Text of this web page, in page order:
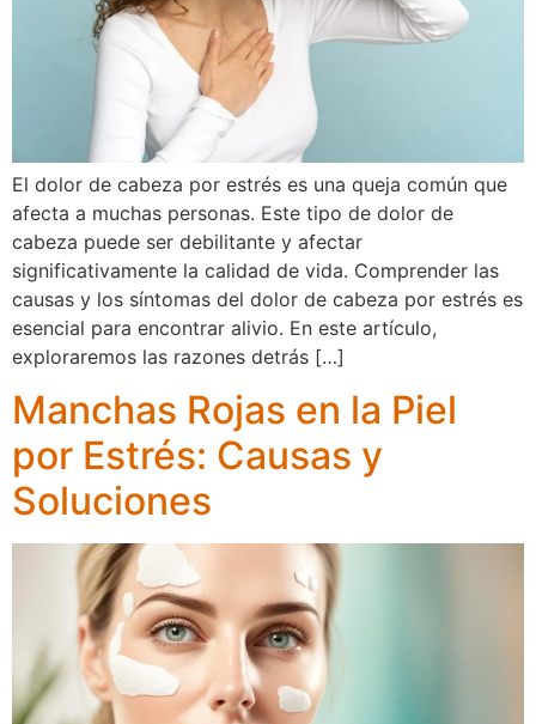
El dolor de cabeza por estrés es una queja común que
afecta a muchas personas. Este tipo de dolor de
cabeza puede ser debilitante y afectar
significativamente la calidad de vida. Comprender las
causas y los síntomas del dolor de cabeza por estrés es
esencial para encontrar alivio. En este artículo,
exploraremos las razones detrás […]
Manchas Rojas en la Piel
por Estrés: Causas y
Soluciones